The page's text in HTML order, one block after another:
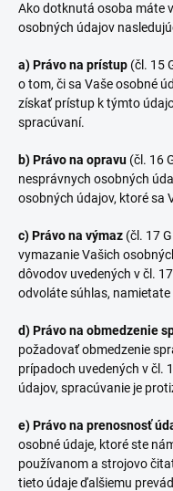
Ako dotknutá osoba máte
osobných údajov
a) Právo na prístup (čl. 15
o tom, či sa Vaše osobné
získať prístup k týmto
spracúvaní.
b) Právo na opravu (čl. 16
nesprávnych osobných
osobných údajov, ktoré sa
c) Právo na výmaz (čl. 17
vymazanie Vašich
dôvodov uvedených v čl.
odvoláte súhlas,
d) Právo na obmedzenie
požadovať obmedzenie
prípadoch uvedených v čl.
údajov, spracúvanie je
e) Právo na prenosnosť
osobné údaje, ktoré ste
používanom a strojovo
tieto údaje ďalšiemu